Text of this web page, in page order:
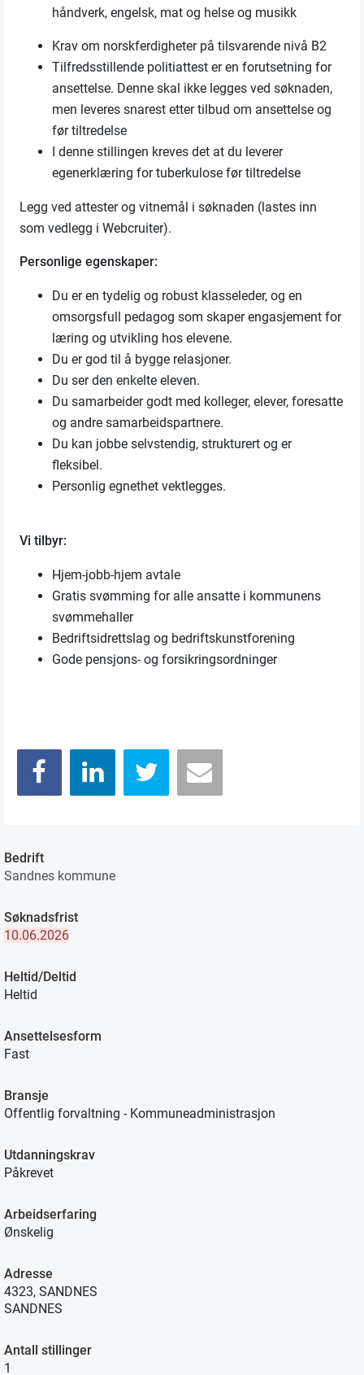
håndverk, engelsk, mat og helse og musikk
Krav om norskferdigheter på tilsvarende nivå B2
Tilfredsstillende politiattest er en forutsetning for
ansettelse. Denne skal ikke legges ved søknaden,
men leveres snarest etter tilbud om ansettelse og
før tiltredelse
I denne stillingen kreves det at du leverer
egenerklæring for tuberkulose før tiltredelse
Legg ved attester og vitnemål i søknaden (lastes inn
som vedlegg i Webcruiter).
Personlige egenskaper:
Du er en tydelig og robust klasseleder, og en
omsorgsfull pedagog som skaper engasjement for
læring og utvikling hos elevene.
Du er god til å bygge relasjoner.
Du ser den enkelte eleven.
Du samarbeider godt med kolleger, elever, foresatte
og andre samarbeidspartnere.
Du kan jobbe selvstendig, strukturert og er
fleksibel.
Personlig egnethet vektlegges.
Vi tilbyr:
Hjem-jobb-hjem avtale
Gratis svømming for alle ansatte i kommunens
svømmehaller
Bedriftsidrettslag og bedriftskunstforening
Gode pensjons- og forsikringsordninger
Bedrift
Sandnes kommune
Søknadsfrist
10.06.2026
Heltid/Deltid
Heltid
Ansettelsesform
Fast
Bransje
Offentlig forvaltning - Kommuneadministrasjon
Utdanningskrav
Påkrevet
Arbeidserfaring
Ønskelig
Adresse
4323, SANDNES
SANDNES
Antall stillinger
1